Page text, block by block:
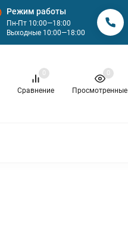
Режим работы
Пн-Пт 10:00—18:00
Выходные 10:00—18:00
Сравнение
0
Просмотренные
0